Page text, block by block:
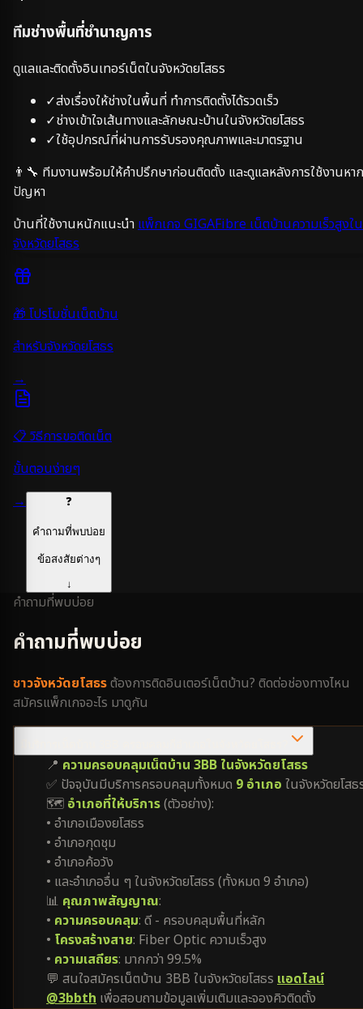
ทีมช่างพื้นที่ชำนาญการ
ดูแลและติดตั้งอินเทอร์เน็ตในจังหวัดยโสธร
✓ส่งเรื่องให้ช่างในพื้นที่ ทำการติดตั้งได้รวดเร็ว
✓ช่างเข้าใจเส้นทางและลักษณะบ้านในจังหวัดยโสธร
✓ใช้อุปกรณ์ที่ผ่านการรับรองคุณภาพและมาตรฐาน
👨‍🔧 ทีมงานพร้อมให้คำปรึกษาก่อนติดตั้ง และดูแลหลังการใช้งานหา
ปัญหา
บ้านที่ใช้งานหนักแนะนำแพ็กเกจ GIGAFibre เน็ตบ้านความเร็วสูงใน
จังหวัดยโสธร
🎁 โปรโมชั่นเน็ตบ้าน
สำหรับจังหวัดยโสธร
→
📋 วิธีการขอติดเน็ต
ขั้นตอนง่ายๆ
→
❓
คำถามที่พบบ่อย
ข้อสงสัยต่างๆ
↓
คำถามที่พบบ่อย
คำถามที่พบบ่อย
ชาวจังหวัดยโสธรต้องการติดอินเตอร์เน็ตบ้าน? ติดต่อช่องทางไหน
สมัครแพ็กเกจอะไร มาดูกัน
📍 ความครอบคลุมเน็ตบ้าน 3BB ในจังหวัดยโสธร
✅ ปัจจุบันมีบริการครอบคลุมทั้งหมด 9 อำเภอ ในจังหวัดยโสธ
🗺️ อำเภอที่ให้บริการ(ตัวอย่าง):
• อำเภอเมืองยโสธร
• อำเภอกุดชุม
• อำเภอค้อวัง
• และอำเภออื่น ๆ ในจังหวัดยโสธร (ทั้งหมด 9 อำเภอ)
📊 คุณภาพสัญญาณ:
• ความครอบคลุม: ดี - ครอบคลุมพื้นที่หลัก
• โครงสร้างสาย: Fiber Optic ความเร็วสูง
• ความเสถียร: มากกว่า 99.5%
💬 สนใจสมัครเน็ตบ้าน 3BB ในจังหวัดยโสธร แอดไลน์
@3bbth เพื่อสอบถามข้อมูลเพิ่มเติมและจองคิวติดตั้ง